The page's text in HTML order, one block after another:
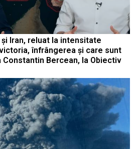
Iran, reluat la intensitate
înfrângerea și care sunt
Bercean, la Obiectiv